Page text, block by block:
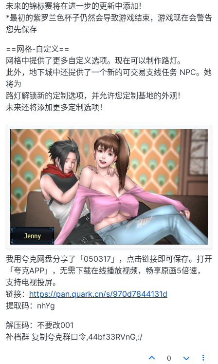
未来的锦标赛将在进一步的更新中添加！
*最初的紫罗兰色杯子仍然会导致游戏结束，游戏现在会警告
您先保存
==网格-自定义==
网格中提供了更多自定义选项。现在可以制作路灯。
此外，地下城中还提供了一个新的可交易支线任务 NPC。她
将为
路灯解锁新的定制选项，并允许您定制基地的外观！
未来还将添加更多定制选项！
我用夸克网盘分享了「050317」，点击链接即可保存。打开
「夸克APP」，无需下载在线播放视频，畅享原画5倍速，
支持电视投屏。
链接： https://pan.quark.cn/s/970d7844131d
提取码：nhYg
解压码：不要改001
补档群 复制夸克群口令,44bf33RVnG,:/
0